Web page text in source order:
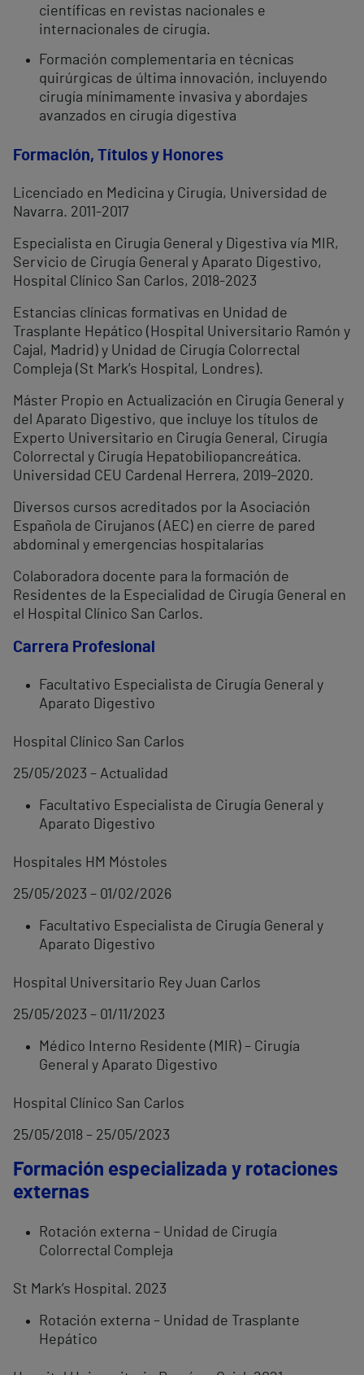
científicas en revistas nacionales e
internacionales de cirugía.
Formación complementaria en técnicas
quirúrgicas de última innovación, incluyendo
cirugía mínimamente invasiva y abordajes
avanzados en cirugía digestiva
Formación, Títulos y Honores
Licenciado en Medicina y Cirugía, Universidad de
Navarra. 2011-2017
Especialista en Cirugía General y Digestiva vía MIR,
Servicio de Cirugía General y Aparato Digestivo,
Hospital Clínico San Carlos, 2018-2023
Estancias clínicas formativas en Unidad de
Trasplante Hepático (Hospital Universitario Ramón y
Cajal, Madrid) y Unidad de Cirugía Colorrectal
Compleja (St Mark’s Hospital, Londres).
Máster Propio en Actualización en Cirugía General y
del Aparato Digestivo, que incluye los títulos de
Experto Universitario en Cirugía General, Cirugía
Colorrectal y Cirugía Hepatobiliopancreática.
Universidad CEU Cardenal Herrera, 2019–2020.
Diversos cursos acreditados por la Asociación
Española de Cirujanos (AEC) en cierre de pared
abdominal y emergencias hospitalarias
Colaboradora docente para la formación de
Residentes de la Especialidad de Cirugía General en
el Hospital Clínico San Carlos.
Carrera Profesional
Facultativo Especialista de Cirugía General y
Aparato Digestivo
Hospital Clínico San Carlos
25/05/2023 – Actualidad
Facultativo Especialista de Cirugía General y
Aparato Digestivo
Hospitales HM Móstoles
25/05/2023 – 01/02/2026
Facultativo Especialista de Cirugía General y
Aparato Digestivo
Hospital Universitario Rey Juan Carlos
25/05/2023 – 01/11/2023
Médico Interno Residente (MIR) – Cirugía
General y Aparato Digestivo
Hospital Clínico San Carlos
25/05/2018 – 25/05/2023
Formación especializada y rotaciones
externas
Rotación externa – Unidad de Cirugía
Colorrectal Compleja
St Mark’s Hospital. 2023
Rotación externa – Unidad de Trasplante
Hepático